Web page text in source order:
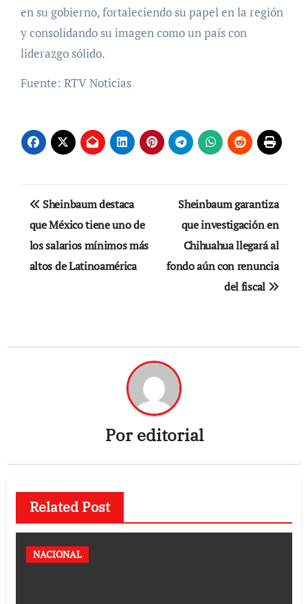
en su gobierno, fortaleciendo su papel en la región
y consolidando su imagen como un país con
liderazgo sólido.
Fuente: RTV Noticias
Navegación
de
entradas
Sheinbaum destaca
que México tiene uno de
los salarios mínimos más
altos de Latinoamérica
Sheinbaum garantiza
que investigación en
Chihuahua llegará al
fondo aún con renuncia
del fiscal
Poreditorial
Related Post
NACIONAL